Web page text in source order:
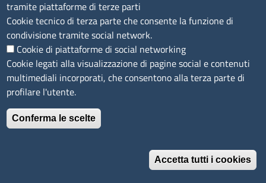
Modulistica
SEGUICI SU
tramite piattaforme di terze parti
Cookie tecnico di terza parte che consente la funzione di
condivisione tramite social network.
Cookie di piattaforme di social networking
Cookie legati alla visualizzazione di pagine social e contenuti
multimediali incorporati, che consentono alla terza parte di
profilare l'utente.
Conferma le scelte
Accetta tutti i cookies